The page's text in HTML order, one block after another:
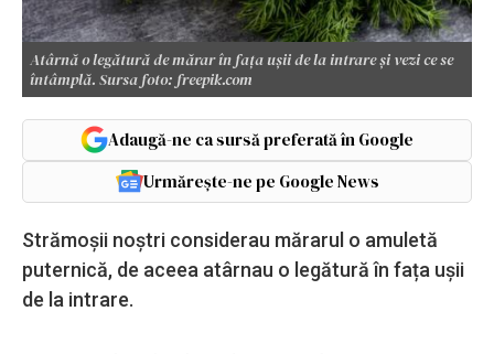
Atârnă o legătură de mărar în fața ușii de la intrare și vezi ce se
întâmplă. Sursa foto: freepik.com
Adaugă-ne ca sursă preferată în Google
Urmărește-ne pe Google News
Strămoșii noștri considerau mărarul o amuletă
puternică, de aceea atârnau o legătură în fața ușii
de la intrare.